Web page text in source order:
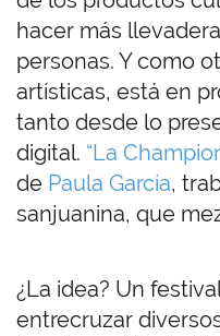
hacer más
personas. Y como
artísticas, está en
tanto desde lo
digital. “La
de Paula García,
sanjuanina, que
¿La idea? Un
entrecruzar